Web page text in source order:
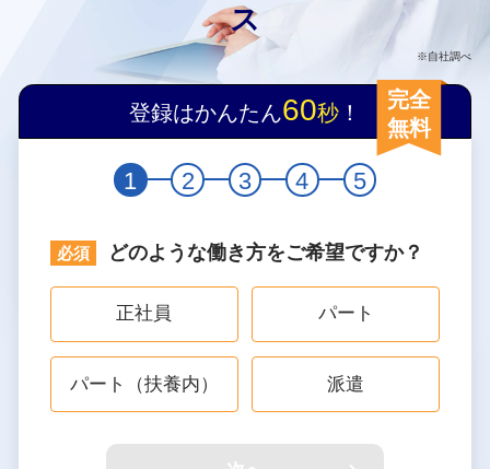
ス
※自社調べ
登録はかんたん60秒 ！
完全
無料
1 2 3 4 5
どのような働き方をご希望ですか？
正社員 パート
パート（扶養内） 派遣